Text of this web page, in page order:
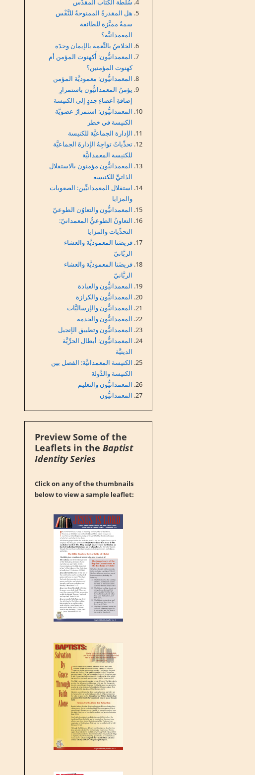
سُلطة الكتاب المقدَّس
هل المقدرةُ الممنوحةُ للنَّفْس
سمةٌ مميَّزة للطائفة
المعمدانيَّة؟
الخلاصُ بالنِّعمة بالإيمان وحدَه
المعمدانيُّون: أَكهنوت المؤمن أم
كهنوت المؤمنين؟
المعمدانيُّون: معموديَّة المؤمن
يؤمنُ المعمدانيُّون باستمرارِ
إضافةِ أعضاءٍ جددٍ إلى الكنيسة
المعمدانيُّون: استمرارُ عضويَّة
الكنيسة في خطر
الإدارة الجماعيَّة للكنيسة
تحدِّياتٌ تواجِهُ الإدارةَ الجماعيَّة
للكنيسة المعمدانيَّة
المعمدانيُّون مؤمنون بالاستقلال
الذاتيِّ للكنيسة
استقلال المعمدانيِّين: الصعوبات
والمزايا
المعمدانيُّون والتعاوُن الطوعيّ
التعاونُ الطوعيُّ المعمدانيّ:
التحدِّيات والمزايا
فريضَتا المعموديَّة والعشاء
الربَّانيّ
فريضَتا المعموديَّة والعشاء
الربَّانيّ
المعمدانيُّون والعبادة
المعمدانيُّون والكرازة
المعمدانيُّون والإرساليَّات
المعمدانيُّون والخدمة
المعمدانيُّون وتطبيق الإنجيل
المعمدانيُّون: أبطال الحرِّيَّة
الدينيَّة
الكنيسة المعمدانيَّة: الفصل بين
الكنيسة والدَّولة
المعمدانيُّون والتعليم
المعمدانيُّون
Preview Some of the
Leaflets in the Baptist
Identity Series
Click on any of the thumbnails
below to view a sample leaflet: